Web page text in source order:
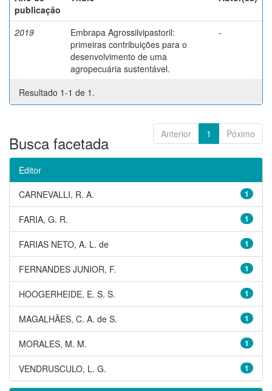
publicação
2019
Embrapa Agrossilvipastoril:
primeiras contribuições para o
desenvolvimento de uma
agropecuária sustentável.
-
Resultado 1-1 de 1.
Anterior 1 Póximo
Busca facetada
Editor
1
CARNEVALLI, R. A.
1
FARIA, G. R.
1
FARIAS NETO, A. L. de
1
FERNANDES JUNIOR, F.
1
HOOGERHEIDE, E. S. S.
1
MAGALHÃES, C. A. de S.
1
MORALES, M. M.
1
VENDRUSCULO, L. G.